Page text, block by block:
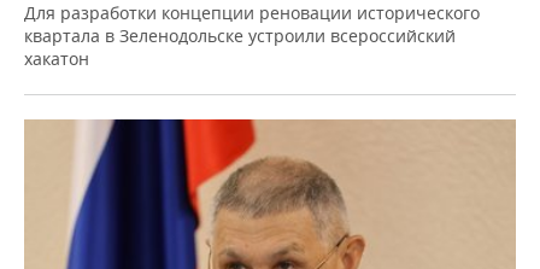
Для разработки концепции реновации исторического
квартала в Зеленодольске устроили всероссийский
хакатон